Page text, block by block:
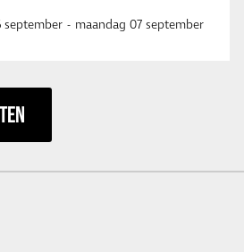
september - maandag 07 september